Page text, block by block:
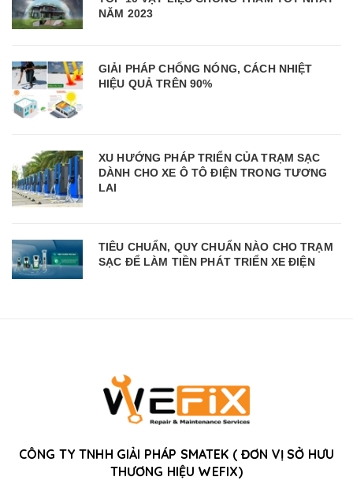
NĂM 2023
GIẢI PHÁP CHỐNG NÓNG, CÁCH NHIỆT
HIỆU QUẢ TRÊN 90%
XU HƯỚNG PHÁP TRIỂN CỦA TRẠM SẠC
DÀNH CHO XE Ô TÔ ĐIỆN TRONG TƯƠNG
LAI
TIÊU CHUẨN, QUY CHUẨN NÀO CHO TRẠM
SẠC ĐỂ LÀM TIỀN PHÁT TRIỂN XE ĐIỆN
CÔNG TY TNHH GIẢI PHÁP SMATEK ( ĐƠN VỊ SỞ HƯU
THƯƠNG HIỆU WEFIX)